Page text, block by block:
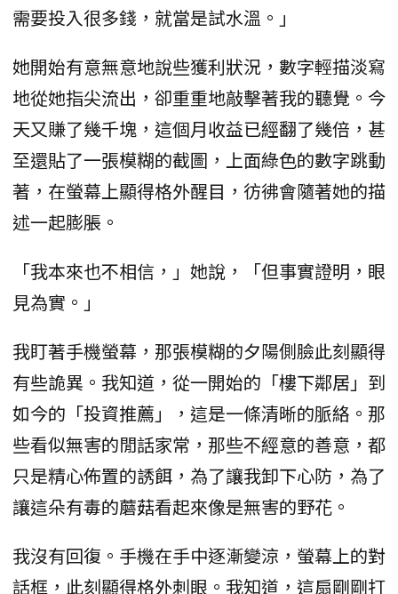
需要投入很多錢，就當是試水溫。」
她開始有意無意地說些獲利狀況，數字輕描淡寫
地從她指尖流出，卻重重地敲擊著我的聽覺。今
天又賺了幾千塊，這個月收益已經翻了幾倍，甚
至還貼了一張模糊的截圖，上面綠色的數字跳動
著，在螢幕上顯得格外醒目，彷彿會隨著她的描
述一起膨脹。
「我本來也不相信，」她說，「但事實證明，眼
見為實。」
我盯著手機螢幕，那張模糊的夕陽側臉此刻顯得
有些詭異。我知道，從一開始的「樓下鄰居」到
如今的「投資推薦」，這是一條清晰的脈絡。那
些看似無害的閒話家常，那些不經意的善意，都
只是精心佈置的誘餌，為了讓我卸下心防，為了
讓這朵有毒的蘑菇看起來像是無害的野花。
我沒有回復。手機在手中逐漸變涼，螢幕上的對
話框，此刻顯得格外刺眼。我知道，這扇剛剛打